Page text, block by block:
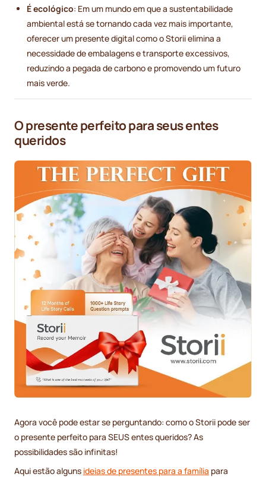
É ecológico: Em um mundo em que a sustentabilidade
ambiental está se tornando cada vez mais importante,
oferecer um presente digital como o Storii elimina a
necessidade de embalagens e transporte excessivos,
reduzindo a pegada de carbono e promovendo um futuro
mais verde.
O presente perfeito para seus entes
queridos
Agora você pode estar se perguntando: como o Storii pode ser
o presente perfeito para SEUS entes queridos? As
possibilidades são infinitas!
Aqui estão alguns ideias de presentes para a família para